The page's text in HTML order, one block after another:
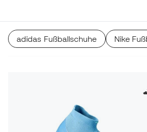
adidas Fußballschuhe Nike